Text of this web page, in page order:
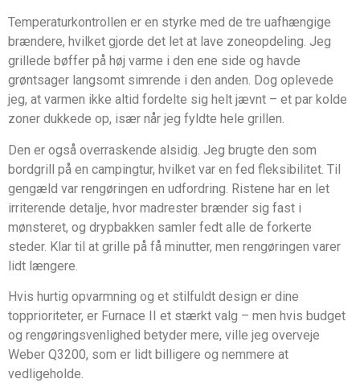
Temperaturkontrollen er en styrke med de tre uafhængige
brændere, hvilket gjorde det let at lave zoneopdeling. Jeg
grillede bøffer på høj varme i den ene side og havde
grøntsager langsomt simrende i den anden. Dog oplevede
jeg, at varmen ikke altid fordelte sig helt jævnt – et par kolde
zoner dukkede op, især når jeg fyldte hele grillen.
Den er også overraskende alsidig. Jeg brugte den som
bordgrill på en campingtur, hvilket var en fed fleksibilitet. Til
gengæld var rengøringen en udfordring. Ristene har en let
irriterende detalje, hvor madrester brænder sig fast i
mønsteret, og drypbakken samler fedt alle de forkerte
steder. Klar til at grille på få minutter, men rengøringen varer
lidt længere.
Hvis hurtig opvarmning og et stilfuldt design er dine
topprioriteter, er Furnace II et stærkt valg – men hvis budget
og rengøringsvenlighed betyder mere, ville jeg overveje
Weber Q3200, som er lidt billigere og nemmere at
vedligeholde.